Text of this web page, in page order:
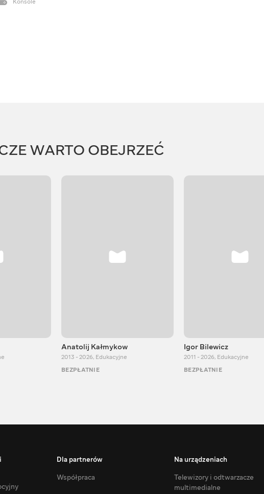
Konsole
WARTO OBEJRZEĆ
Anatolij Kałmykow
2013 - 2026, Edukacyjne
BEZPŁATNIE
Igor Bilewicz
2011 - 2026, Edukacyjne
BEZPŁATNIE
Dla partnerów
Współpraca
Na urządzeniach
Telewizory i odtwarzacze
multimedialne